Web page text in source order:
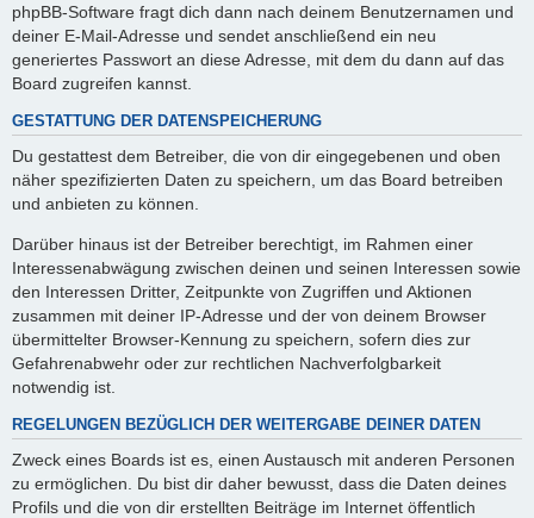
phpBB-Software fragt dich dann nach deinem Benutzernamen und
deiner E-Mail-Adresse und sendet anschließend ein neu
generiertes Passwort an diese Adresse, mit dem du dann auf das
Board zugreifen kannst.
GESTATTUNG DER DATENSPEICHERUNG
Du gestattest dem Betreiber, die von dir eingegebenen und oben
näher spezifizierten Daten zu speichern, um das Board betreiben
und anbieten zu können.
Darüber hinaus ist der Betreiber berechtigt, im Rahmen einer
Interessenabwägung zwischen deinen und seinen Interessen sowie
den Interessen Dritter, Zeitpunkte von Zugriffen und Aktionen
zusammen mit deiner IP-Adresse und der von deinem Browser
übermittelter Browser-Kennung zu speichern, sofern dies zur
Gefahrenabwehr oder zur rechtlichen Nachverfolgbarkeit
notwendig ist.
REGELUNGEN BEZÜGLICH DER WEITERGABE DEINER DATEN
Zweck eines Boards ist es, einen Austausch mit anderen Personen
zu ermöglichen. Du bist dir daher bewusst, dass die Daten deines
Profils und die von dir erstellten Beiträge im Internet öffentlich